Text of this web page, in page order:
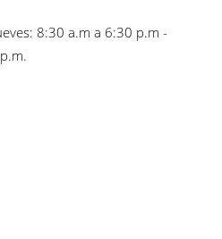
8:30 a.m a 6:30 p.m -